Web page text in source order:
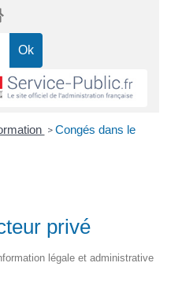
> Congés dans le
privé
légale et administrative